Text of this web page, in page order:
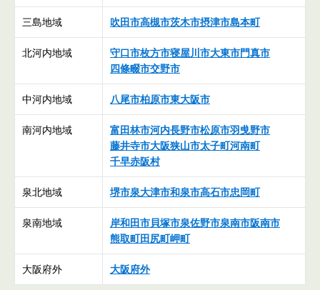
三島地域 吹田市高槻市茨木市摂津市島本町
北河内地域 守口市枚方市寝屋川市大東市門真市
四條畷市交野市
中河内地域 八尾市柏原市東大阪市
南河内地域 富田林市河内長野市松原市羽曵野市
藤井寺市大阪狭山市太子町河南町
千早赤阪村
泉北地域 堺市泉大津市和泉市高石市忠岡町
泉南地域 岸和田市貝塚市泉佐野市泉南市阪南市
熊取町田尻町岬町
大阪府外 大阪府外